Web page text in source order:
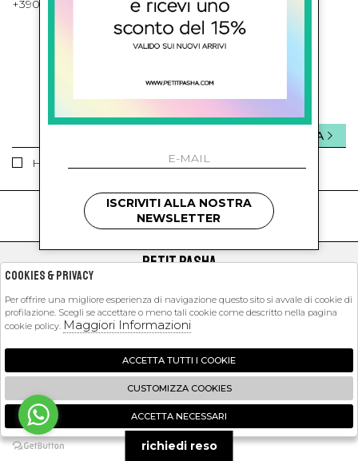
+39081643421 , +390812351280
ISCRIVITI ALLA NEWSLETTER
Ho letto ed accettato le condizioni sulla privacy.
INVIA
kids
PETIT PASHA
EXTRA
2026 Petit Pasha - P.iva : 09423341214 Powered by
Zucchetti
🍪
ISCRIVITI ALLA NOSTRA
NEWSLETTER
richiedi reso
Cookies & Privacy
Per offrire una migliore esperienza di navigazione questo sito si avvale di cookie di
profilazione. Scegli se accettare o meno tali cookie come descritto nella pagina
cookie policy. Maggiori Informazioni
ACCETTA TUTTI I COOKIE
CUSTOMIZZA COOKIES
ACCETTA NECESSARI